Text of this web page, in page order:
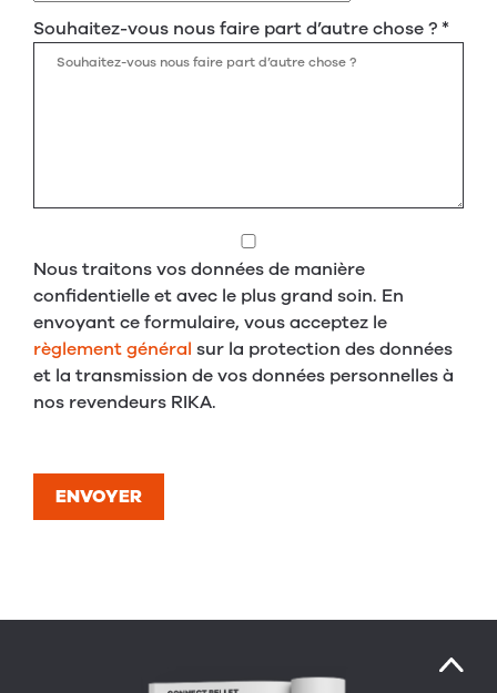
Souhaitez-vous nous faire part d’autre chose ?*
Nous traitons vos données de manière
confidentielle et avec le plus grand soin. En
envoyant ce formulaire, vous acceptez le
règlement général sur la protection des données
et la transmission de vos données personnelles à
nos revendeurs RIKA.
ENVOYER